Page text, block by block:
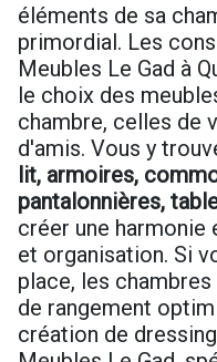
éléments de sa
primordial. Les
Meubles Le Gad à
le choix des
chambre, celles de
d'amis. Vous y
lit, armoires,
pantalonnières,
créer une
et organisation. Si
place, les
de rangement
création de